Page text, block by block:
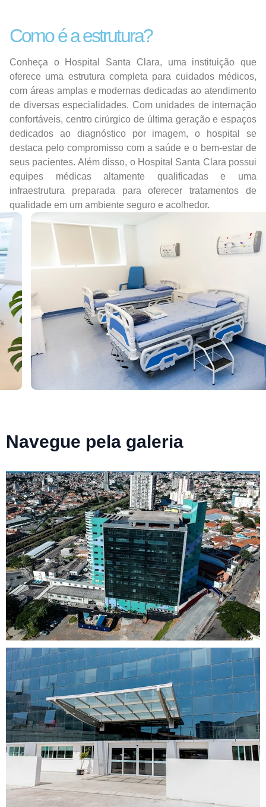
Como é a estrutura?
Conheça o Hospital Santa Clara, uma instituição que
oferece uma estrutura completa para cuidados médicos,
com áreas amplas e modernas dedicadas ao atendimento
de diversas especialidades. Com unidades de internação
confortáveis, centro cirúrgico de última geração e espaços
dedicados ao diagnóstico por imagem, o hospital se
destaca pelo compromisso com a saúde e o bem-estar de
seus pacientes. Além disso, o Hospital Santa Clara possui
equipes médicas altamente qualificadas e uma
infraestrutura preparada para oferecer tratamentos de
qualidade em um ambiente seguro e acolhedor.
Navegue pela galeria